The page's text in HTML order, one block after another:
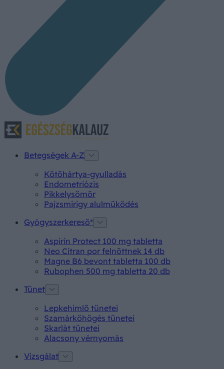
Betegségek A-Z
Kötőhártya-gyulladás
Endometriózis
Pikkelysömör
Pajzsmirigy alulműködés
Gyógyszerkereső*
Aspirin Protect 100 mg tabletta
Neo Citran por felnőttnek 14 db
Magne B6 bevont tabletta 100 db
Rubophen 500 mg tabletta 20 db
Tünet
Lepkehimlő tünetei
Szamárköhögés tünetei
Skarlát tünetei
Alacsony vérnyomás
Vizsgálat